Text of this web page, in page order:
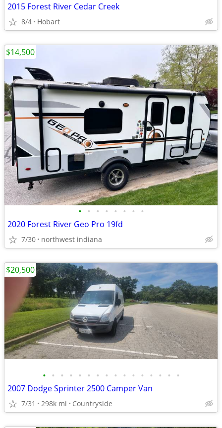
2015 Forest River Cedar Creek
8/4 Hobart
• • • • • • • •
2020 Forest River Geo Pro 19fd
7/30 northwest indiana
$14,500
• • • • • • • • • • • • • • • •
2007 Dodge Sprinter 2500 Camper Van
7/31 298k mi Countryside
$20,500